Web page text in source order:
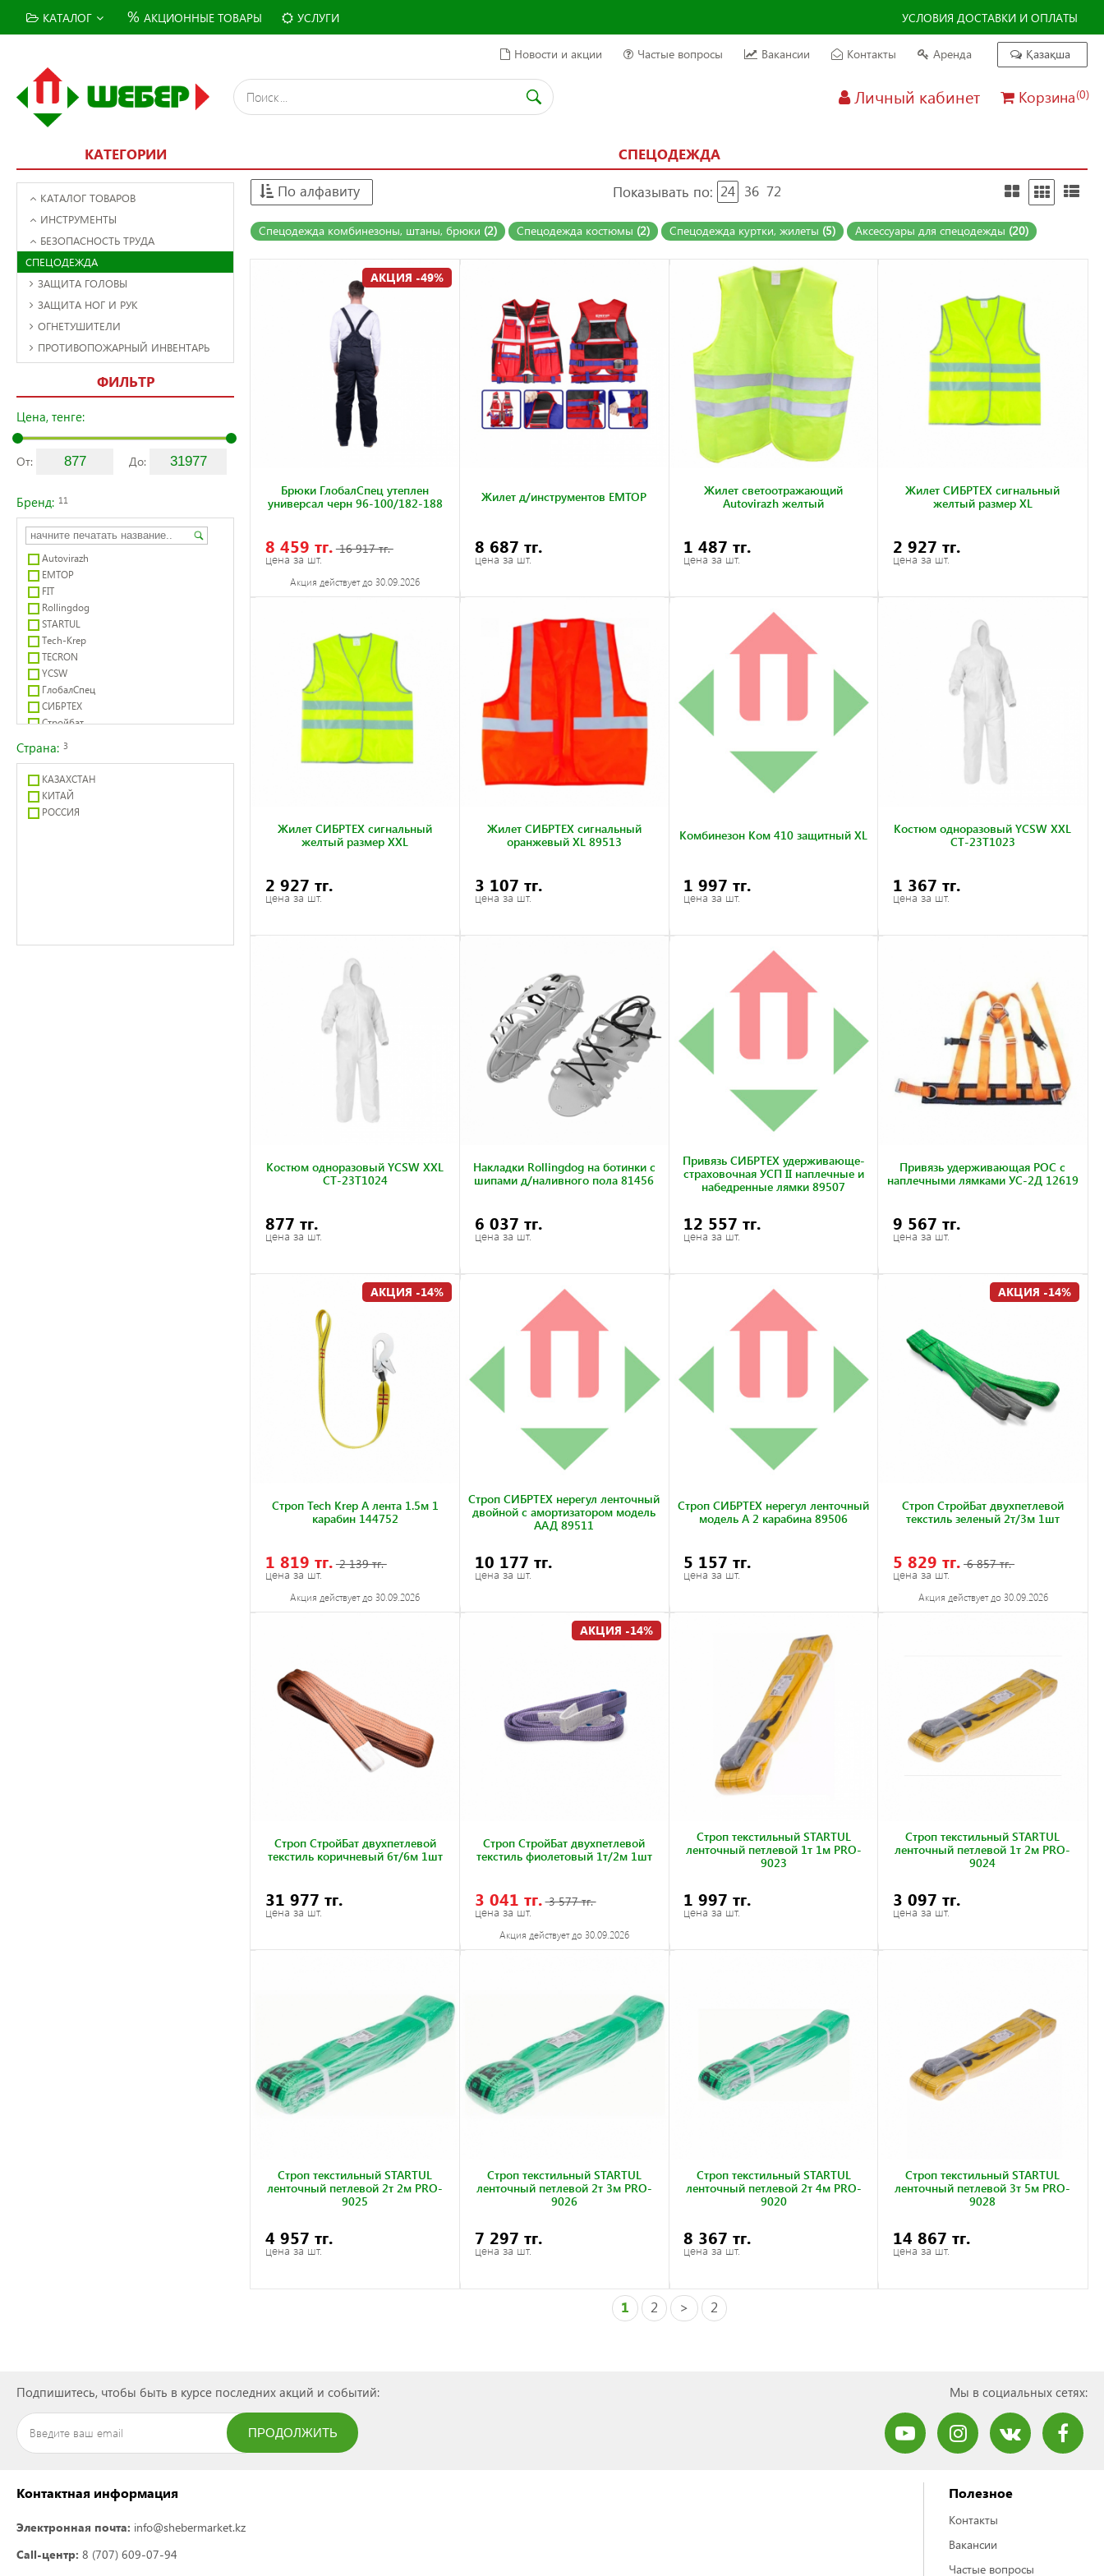
КАТАЛОГ % АКЦИОННЫЕ ТОВАРЫ УСЛУГИ УСЛОВИЯ ДОСТАВКИ И ОПЛАТЫ
Личный кабинет Корзина(0)
Новости и акции Частые вопросы Вакансии Контакты Аренда Қазақша
КАТЕГОРИИ
КАТАЛОГ ТОВАРОВ
ИНСТРУМЕНТЫ
БЕЗОПАСНОСТЬ ТРУДА
СПЕЦОДЕЖДА
ЗАЩИТА ГОЛОВЫ
ЗАЩИТА НОГ И РУК
ОГНЕТУШИТЕЛИ
ПРОТИВОПОЖАРНЫЙ ИНВЕНТАРЬ
ФИЛЬТР
Цена, тенге:
От: До:
11
Бренд:
Autovirazh
EMTOP
FIT
Rollingdog
STARTUL
Tech-Krep
TECRON
YCSW
ГлобалСпец
СИБРТЕХ
Стройбат
3
Страна:
КАЗАХСТАН
КИТАЙ
РОССИЯ
СПЕЦОДЕЖДА
По алфавиту
Показывать по: 24 36 72
Спецодежда комбинезоны, штаны, брюки (2) Спецодежда костюмы (2) Спецодежда куртки, жилеты (5) Аксессуары для спецодежды (20)
Брюки ГлобалСпец утеплен
универсал черн 96-100/182-188
8 459 тг. 16 917 тг.
цена за шт.
Акция действует до 30.09.2026
АКЦИЯ -49%
Жилет д/инструментов EMTOP
8 687 тг.
цена за шт.
Жилет светоотражающий
Autovirazh желтый
1 487 тг.
цена за шт.
Жилет СИБРТЕХ сигнальный
желтый размер XL
2 927 тг.
цена за шт.
Жилет СИБРТЕХ сигнальный
желтый размер XXL
2 927 тг.
цена за шт.
Жилет СИБРТЕХ сигнальный
оранжевый XL 89513
3 107 тг.
цена за шт.
Комбинезон Ком 410 защитный XL
1 997 тг.
цена за шт.
Костюм одноразовый YCSW XXL
CT-23T1023
1 367 тг.
цена за шт.
Костюм одноразовый YCSW XXL
CT-23T1024
877 тг.
цена за шт.
Накладки Rollingdog на ботинки с
шипами д/наливного пола 81456
6 037 тг.
цена за шт.
Привязь СИБРТЕХ удерживающе-
страховочная УСП II наплечные и
набедренные лямки 89507
12 557 тг.
цена за шт.
Привязь удерживающая РОС с
наплечными лямками УС-2Д 12619
9 567 тг.
цена за шт.
Строп Tech Krep А лента 1.5м 1
карабин 144752
1 819 тг. 2 139 тг.
цена за шт.
Акция действует до 30.09.2026
АКЦИЯ -14%
Строп СИБРТЕХ нерегул ленточный
двойной с амортизатором модель
ААД 89511
10 177 тг.
цена за шт.
Строп СИБРТЕХ нерегул ленточный
модель А 2 карабина 89506
5 157 тг.
цена за шт.
Строп СтройБат двуxпетлевой
текстиль зеленый 2т/3м 1шт
5 829 тг. 6 857 тг.
цена за шт.
Акция действует до 30.09.2026
АКЦИЯ -14%
Строп СтройБат двуxпетлевой
текстиль коричневый 6т/6м 1шт
31 977 тг.
цена за шт.
Строп СтройБат двуxпетлевой
текстиль фиолетовый 1т/2м 1шт
3 041 тг. 3 577 тг.
цена за шт.
Акция действует до 30.09.2026
АКЦИЯ -14%
Строп текстильный STARTUL
ленточный петлевой 1т 1м PRO-
9023
1 997 тг.
цена за шт.
Строп текстильный STARTUL
ленточный петлевой 1т 2м PRO-
9024
3 097 тг.
цена за шт.
Строп текстильный STARTUL
ленточный петлевой 2т 2м PRO-
9025
4 957 тг.
цена за шт.
Строп текстильный STARTUL
ленточный петлевой 2т 3м PRO-
9026
7 297 тг.
цена за шт.
Строп текстильный STARTUL
ленточный петлевой 2т 4м PRO-
9020
8 367 тг.
цена за шт.
Строп текстильный STARTUL
ленточный петлевой 3т 5м PRO-
9028
14 867 тг.
цена за шт.
1 2 > 2
Подпишитесь, чтобы быть в курсе последних акций и событий:
ПРОДОЛЖИТЬ
Мы в социальных сетях:
Контактная информация
Электронная почта: info@shebermarket.kz
Call-центр: 8 (707) 609-07-94
Полезное
Контакты
Вакансии
Частые вопросы